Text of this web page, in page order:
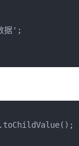
据';